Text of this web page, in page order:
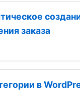
заказа
в